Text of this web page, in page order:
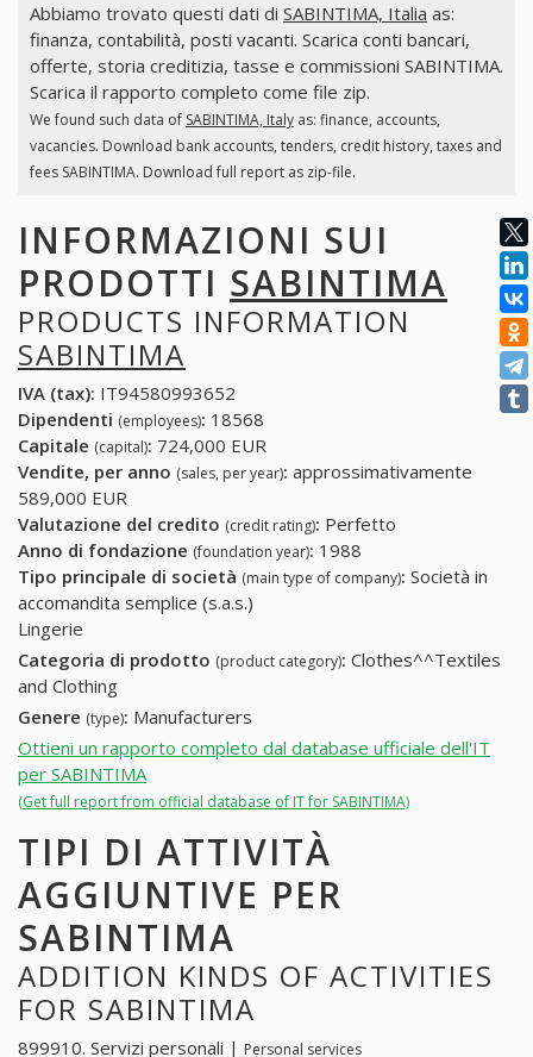
Abbiamo trovato questi dati di SABINTIMA, Italia as:
finanza, contabilità, posti vacanti. Scarica conti bancari,
offerte, storia creditizia, tasse e commissioni SABINTIMA.
Scarica il rapporto completo come file zip.
We found such data of SABINTIMA, Italyas: finance, accounts,
vacancies. Download bank accounts, tenders, credit history, taxes and
fees SABINTIMA. Download full report as zip-file.
INFORMAZIONI SUI
PRODOTTI SABINTIMA
PRODUCTS INFORMATION
SABINTIMA
IVA (tax): IT94580993652
Dipendenti (employees): 18568
Capitale (capital): 724,000 EUR
Vendite, per anno (sales, per year): approssimativamente
589,000 EUR
Valutazione del credito (credit rating): Perfetto
Anno di fondazione (foundation year): 1988
Tipo principale di società (main type of company): Società in
accomandita semplice (s.a.s.)
Lingerie
Categoria di prodotto (product category): Clothes^^Textiles
and Clothing
Genere (type): Manufacturers
Ottieni un rapporto completo dal database ufficiale dell'IT
per SABINTIMA
(Get full report from official database of IT for SABINTIMA)
TIPI DI ATTIVITÀ
AGGIUNTIVE PER
SABINTIMA
ADDITION KINDS OF ACTIVITIES
FOR SABINTIMA
899910. Servizi personali | Personal services